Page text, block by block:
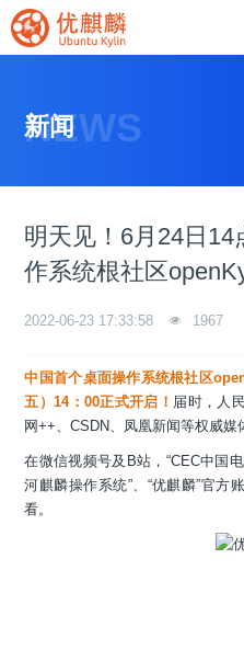
NEWS
新闻
明天见！6月24日
作系统根社区
2022-06-23 17:33:58 1967
中国首个桌面操作系统根社区
五）14：00正式开启！ 届时，人
网++、CSDN、凤凰新闻等权威媒
在微信视频号及B站，“CEC中国电
河麒麟操作系统”、“优麒麟”官方
看。